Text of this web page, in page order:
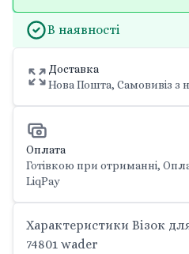
В наявності
Доставка
Нова Пошта, Самовивіз з
Оплата
Готівкою при отриманні,
LiqPay
Характеристики Візок
74801 wader